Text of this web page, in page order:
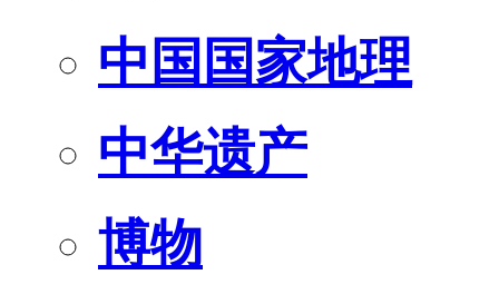
中国国家地理
中华遗产
博物